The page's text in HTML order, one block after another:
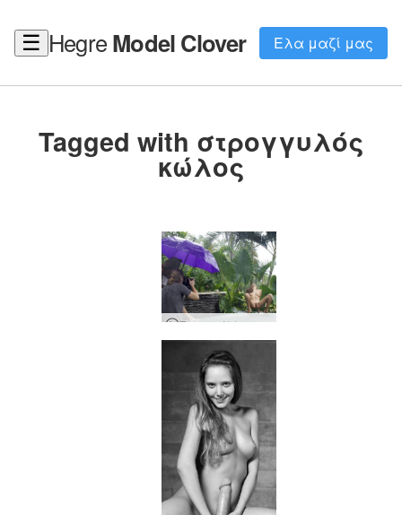
☰ HegreModel Clover Ελα μαζί μας
Tagged with στρογγυλός
κώλος
Το τριφύλλι συνελήφθη στο Μπαλί